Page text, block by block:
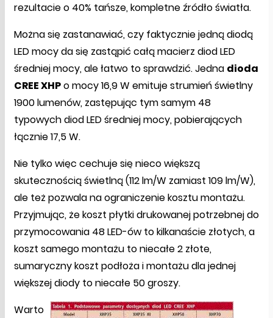
rezultacie o 40% tańsze, kompletne źródło światła.
Można się zastanawiać, czy faktycznie jedną diodą
LED mocy da się zastąpić całą macierz diod LED
średniej mocy, ale łatwo to sprawdzić. Jedna dioda
CREE XHPo mocy 16,9 W emituje strumień świetlny
1900 lumenów, zastępując tym samym 48
typowych diod LED średniej mocy, pobierających
łącznie 17,5 W.
Nie tylko więc cechuje się nieco większą
skutecznością świetlną (112 lm/W zamiast 109 lm/W),
ale też pozwala na ograniczenie kosztu montażu.
Przyjmując, że koszt płytki drukowanej potrzebnej do
przymocowania 48 LED-ów to kilkanaście złotych, a
koszt samego montażu to niecałe 2 złote,
sumaryczny koszt podłoża i montażu dla jednej
większej diody to niecałe 50 groszy.
Warto